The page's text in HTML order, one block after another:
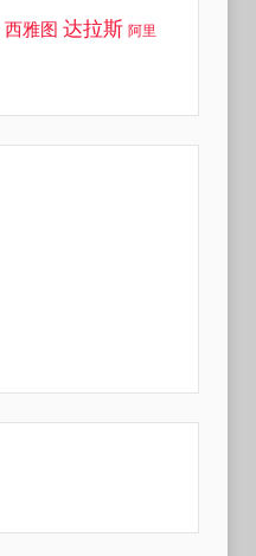
西雅图 达拉斯 阿里